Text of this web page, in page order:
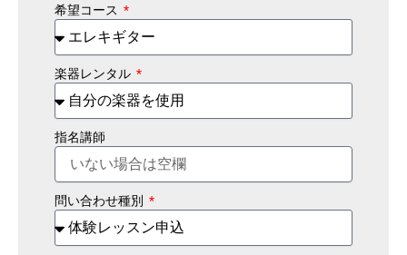
希望コース
楽器レンタル
指名講師
問い合わせ種別